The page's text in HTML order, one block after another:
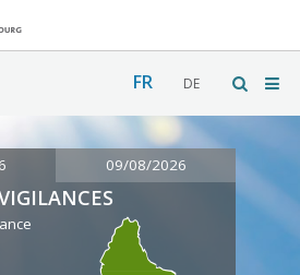
FR DE
09/08/2026